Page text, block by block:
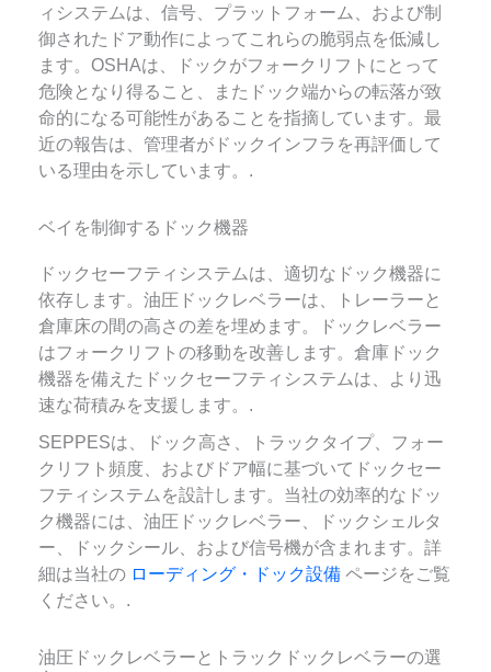
ィシステムは、信号、プラットフォーム、および制
御されたドア動作によってこれらの脆弱点を低減し
ます。OSHAは、ドックがフォークリフトにとって
危険となり得ること、またドック端からの転落が致
命的になる可能性があることを指摘しています。最
近の報告は、管理者がドックインフラを再評価して
いる理由を示しています。.
ベイを制御するドック機器
ドックセーフティシステムは、適切なドック機器に
依存します。油圧ドックレベラーは、トレーラーと
倉庫床の間の高さの差を埋めます。ドックレベラー
はフォークリフトの移動を改善します。倉庫ドック
機器を備えたドックセーフティシステムは、より迅
速な荷積みを支援します。.
SEPPESは、ドック高さ、トラックタイプ、フォー
クリフト頻度、およびドア幅に基づいてドックセー
フティシステムを設計します。当社の効率的なドッ
ク機器には、油圧ドックレベラー、ドックシェルタ
ー、ドックシール、および信号機が含まれます。詳
細は当社の ローディング・ドック設備ページをご覧
ください。.
油圧ドックレベラーとトラックドックレベラーの選